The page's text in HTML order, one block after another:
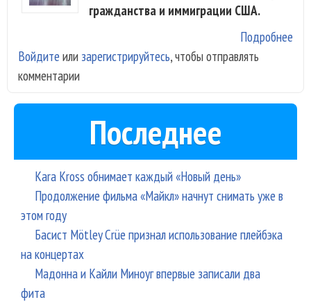
гражданства и иммиграции США.
Подробнее
Войдите или зарегистрируйтесь, чтобы отправлять
комментарии
Последнее
Kara Kross обнимает каждый «Новый день»
Продолжение фильма «Майкл» начнут снимать уже в
этом году
Басист Mötley Crüe признал использование плейбэка
на концертах
Мадонна и Кайли Миноуг впервые записали два
фита